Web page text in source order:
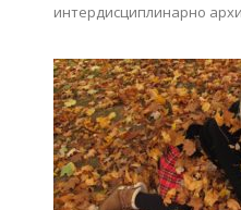
интердисциплинарно